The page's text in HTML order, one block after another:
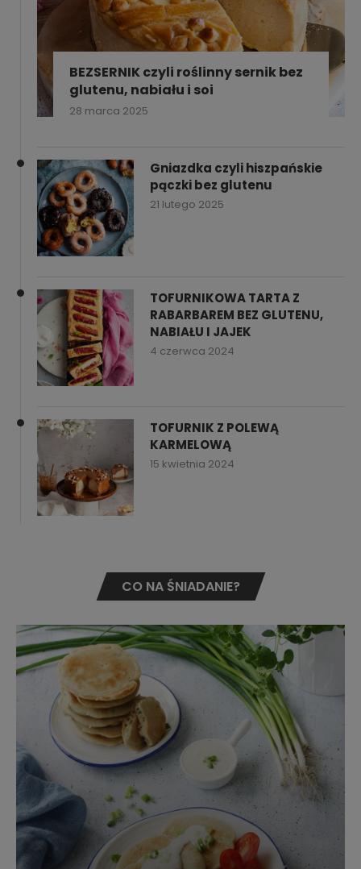
BEZSERNIK czyli roślinny sernik bez
glutenu, nabiału i soi
28 marca 2025
Gniazdka czyli hiszpańskie
pączki bez glutenu
21 lutego 2025
TOFURNIKOWA TARTA Z
RABARBAREM BEZ GLUTENU,
NABIAŁU I JAJEK
4 czerwca 2024
TOFURNIK Z POLEWĄ
KARMELOWĄ
15 kwietnia 2024
CO NA ŚNIADANIE?